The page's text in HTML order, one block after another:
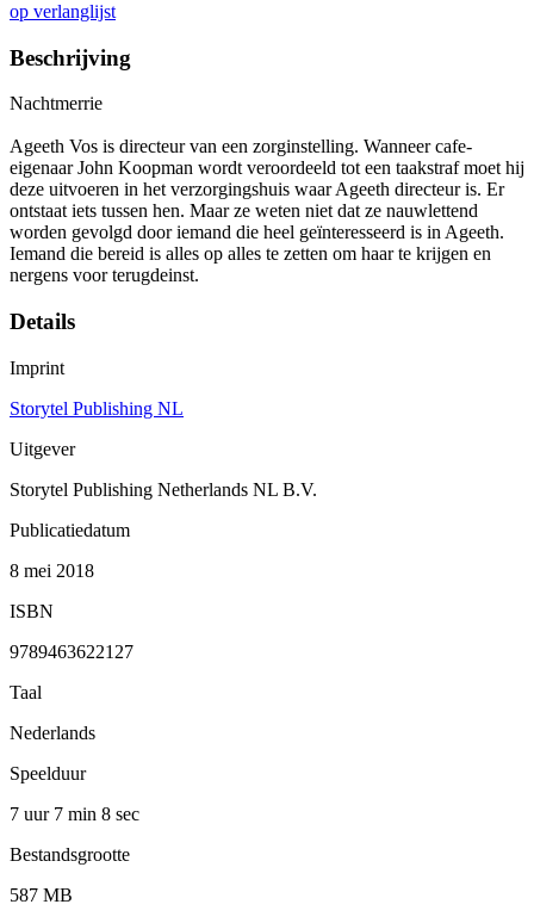
op verlanglijst
Beschrijving
Nachtmerrie
Ageeth Vos is directeur van een zorginstelling. Wanneer cafe-
eigenaar John Koopman wordt veroordeeld tot een taakstraf moet hij
deze uitvoeren in het verzorgingshuis waar Ageeth directeur is. Er
ontstaat iets tussen hen. Maar ze weten niet dat ze nauwlettend
worden gevolgd door iemand die heel geïnteresseerd is in Ageeth.
Iemand die bereid is alles op alles te zetten om haar te krijgen en
nergens voor terugdeinst.
Details
Imprint
Storytel Publishing NL
Uitgever
Storytel Publishing Netherlands NL B.V.
Publicatiedatum
8 mei 2018
ISBN
9789463622127
Taal
Nederlands
Speelduur
7 uur 7 min 8 sec
Bestandsgrootte
587 MB